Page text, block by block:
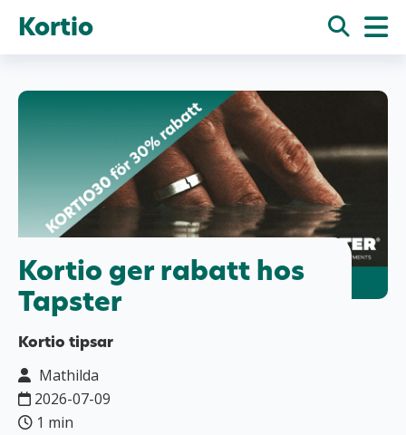
Kortio
Kortio ger rabatt hos
Tapster
Kortio tipsar
Mathilda
2026-07-09
1 min